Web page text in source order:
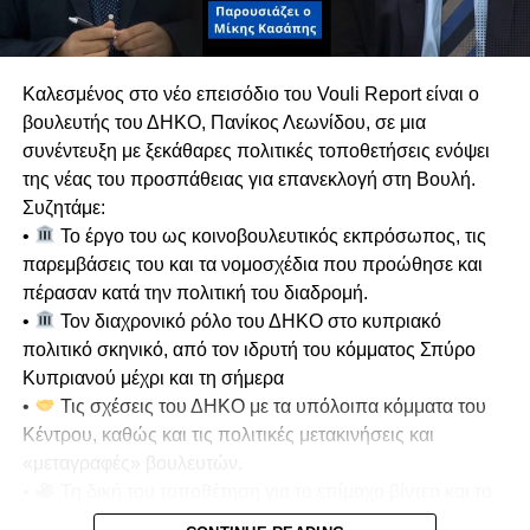
ιδεολογικό χάσμα.
Ομοσπονδία
Αναλύει τις διαχρονικές θέσεις του ΑΚΕΛ στο
Κυπριακό, επαναβεβαιώνοντας τη στήριξη στη
Διζωνική Δικοινοτική Ομοσπονδία. Ασκεί έντονη
κριτική σε όσους απορρίπτουν την
ομοσπονδιακή λύση χωρίς να καταθέτουν
ρεαλιστική εναλλακτική.
Υπογραμμίζει ότι η συνέχιση της τουρκικής
κατοχής και οι απειλές της Άγκυρας
επηρεάζουν καθοριστικά τη γεωπολιτική
προοπτική της χώρας. Όπως επισημαίνει, χωρίς
λύση στο Κυπριακό, ο τουρκικός παράγοντας θα
συνεχίσει να αποτελεί εμπόδιο στην αξιοποίηση
Κυπριακής Δημοκρατίας.
Καλεσμένος στο νέο επεισόδιο του Vouli Report είναι ο
βουλευτής του ΔΗΚΟ, Πανίκος Λεωνίδου, σε μια
συνέντευξη με ξεκάθαρες πολιτικές τοποθετήσεις ενόψει
της νέας του προσπάθειας για επανεκλογή στη Βουλή.
Συζητάμε:
•
Το έργο του ως κοινοβουλευτικός εκπρόσωπος, τις
παρεμβάσεις του και τα νομοσχέδια που προώθησε και
πέρασαν κατά την πολιτική του διαδρομή.
•
Τον διαχρονικό ρόλο του ΔΗΚΟ στο κυπριακό
πολιτικό σκηνικό, από τον ιδρυτή του κόμματος Σπύρο
Κυπριανού μέχρι και τη σήμερα
•
Τις σχέσεις του ΔΗΚΟ με τα υπόλοιπα κόμματα του
Κέντρου, καθώς και τις πολιτικές μετακινήσεις και
πολιτικό σκάνδαλο που απασχόλησε την επικαιρότητα.